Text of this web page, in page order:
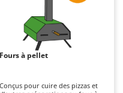
Fours à pellet
Conçus pour cuire des pizzas et